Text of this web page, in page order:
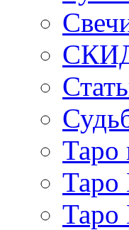
Таро
Таро
Таро